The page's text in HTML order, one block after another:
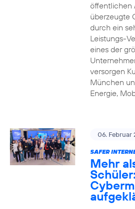
öffentlichen
überzeugte
durch ein
Leistungs-
eines der
versorgen
München
Energie,
06. Februar
SAFER
Mehr